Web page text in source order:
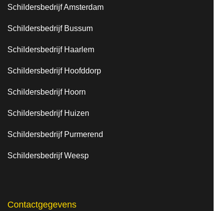
Schildersbedrijf Amsterdam
Schildersbedrijf Bussum
Schildersbedrijf Haarlem
Schildersbedrijf Hoofddorp
Schildersbedrijf Hoorn
Schildersbedrijf Huizen
Schildersbedrijf Purmerend
Schildersbedrijf Weesp
Contactgegevens